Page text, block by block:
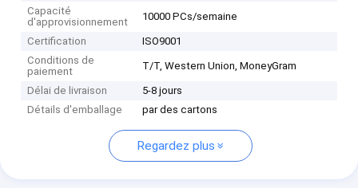
Capacité
d'approvisionnement
10000 PCs/semaine
Certification
ISO9001
Conditions de
paiement
T/T, Western Union, MoneyGram
Délai de livraison
5-8 jours
Détails d'emballage
par des cartons
Regardez plus